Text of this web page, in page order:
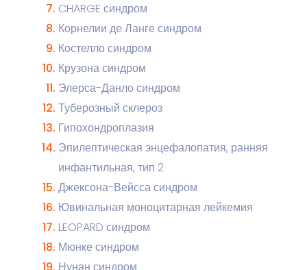
CHARGE синдром
Корнелии де Ланге синдром
Костелло синдром
Крузона синдром
Элерса-Данло синдром
Туберозный склероз
Гипохондроплазия
Эпилептическая энцефалопатия, ранняя
инфантильная, тип 2
Джексона-Вейсса синдром
Ювинальная моноцитарная лейкемия
LEOPARD синдром
Мюнке синдром